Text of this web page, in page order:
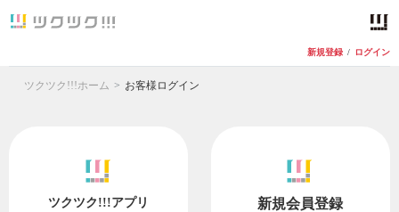
新規登録 / ログイン
ツクツク!!!ホーム お客様ログイン
ツクツク!!!アプリ
新規会員登録